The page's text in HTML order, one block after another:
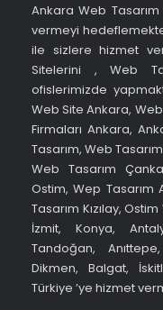
Ankara Web
vermeyi
ile sizlere hizmet
Sitelerini , Web
ofislerimizde
Web Site Ankara,
Firmaları Ankara,
Tasarım, Web
Web Tasarım
Ostim, Wep Tasarım
Tasarım Kızılay,
İzmit, Konya,
Tandoğan,
Dikmen, Balgat,
Türkiye ’ye hizmet